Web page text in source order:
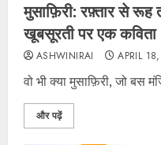
मुसाफ़िरी: रफ़्तार से
खूबसूरती पर एक कविता
ASHWINIRAI APRIL
वो भी क्या मुसाफ़िरी, जो बस
और पढ़ें